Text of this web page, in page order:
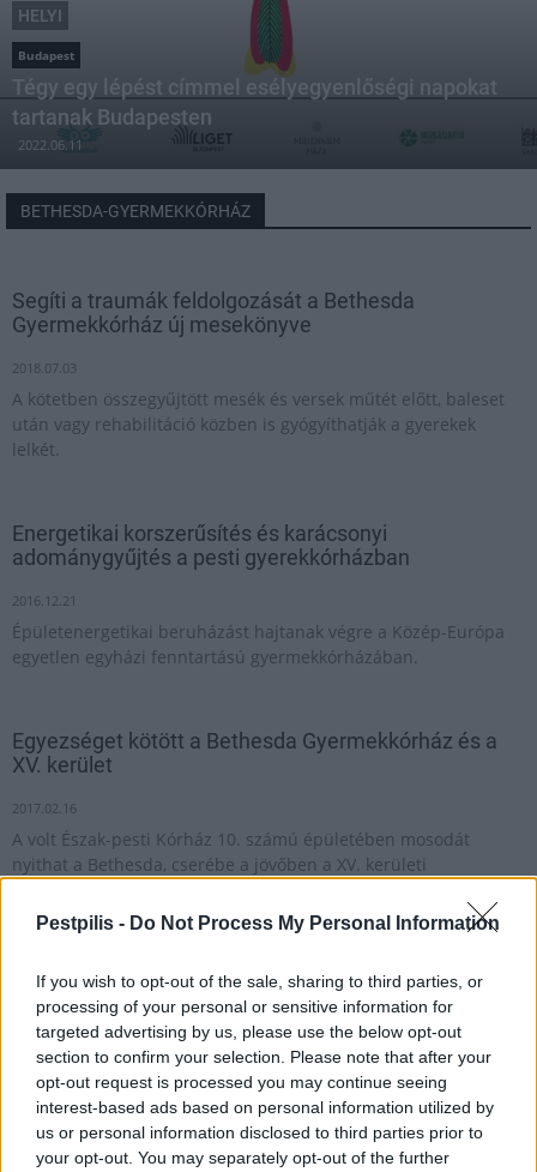
Pestpilis - Do Not Process My Personal Information
If you wish to opt-out of the sale, sharing to third parties, or
processing of your personal or sensitive information for
targeted advertising by us, please use the below opt-out
section to confirm your selection. Please note that after your
opt-out request is processed you may continue seeing
interest-based ads based on personal information utilized by
us or personal information disclosed to third parties prior to
your opt-out. You may separately opt-out of the further
HELYI
Budapest
Tégy egy lépést címmel esélyegyenlőségi napokat
tartanak Budapesten
2022.06.11
BETHESDA-GYERMEKKÓRHÁZ
Segíti a traumák feldolgozását a Bethesda
Gyermekkórház új mesekönyve
2018.07.03
A kötetben összegyűjtött mesék és versek műtét előtt, baleset
után vagy rehabilitáció közben is gyógyíthatják a gyerekek
lelkét.
Energetikai korszerűsítés és karácsonyi
adománygyűjtés a pesti gyerekkórházban
2016.12.21
Épületenergetikai beruházást hajtanak végre a Közép-Európa
egyetlen egyházi fenntartású gyermekkórházában.
Egyezséget kötött a Bethesda Gyermekkórház és a
XV. kerület
2017.02.16
A volt Észak-pesti Kórház 10. számú épületében mosodát
nyithat a Bethesda, cserébe a jövőben a XV. kerületi
1
Név